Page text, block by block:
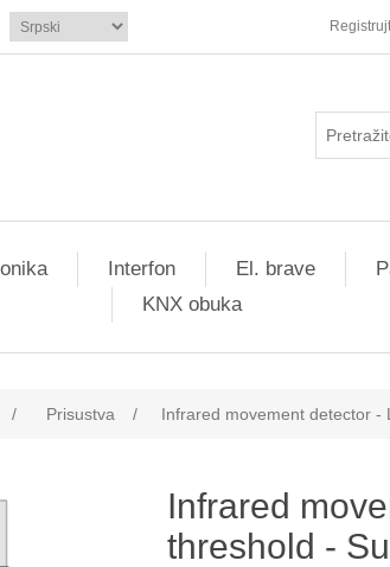
Interfon El. brave
KNX obuka
/ Prisustva / Infrared movement detector -
Infrared
threshold -